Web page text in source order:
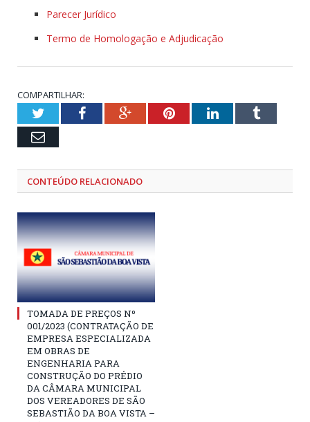
Parecer Jurídico
Termo de Homologação e Adjudicação
COMPARTILHAR:
TwitterFacebookGoogle+PinterestLinkedInTumblr
Email
CONTEÚDO RELACIONADO
TOMADA DE PREÇOS Nº
001/2023 (CONTRATAÇÃO DE
EMPRESA ESPECIALIZADA
EM OBRAS DE
ENGENHARIA PARA
CONSTRUÇÃO DO PRÉDIO
DA CÂMARA MUNICIPAL
DOS VEREADORES DE SÃO
SEBASTIÃO DA BOA VISTA –